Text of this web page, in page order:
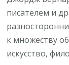
писателем и
к множеству
искусство,